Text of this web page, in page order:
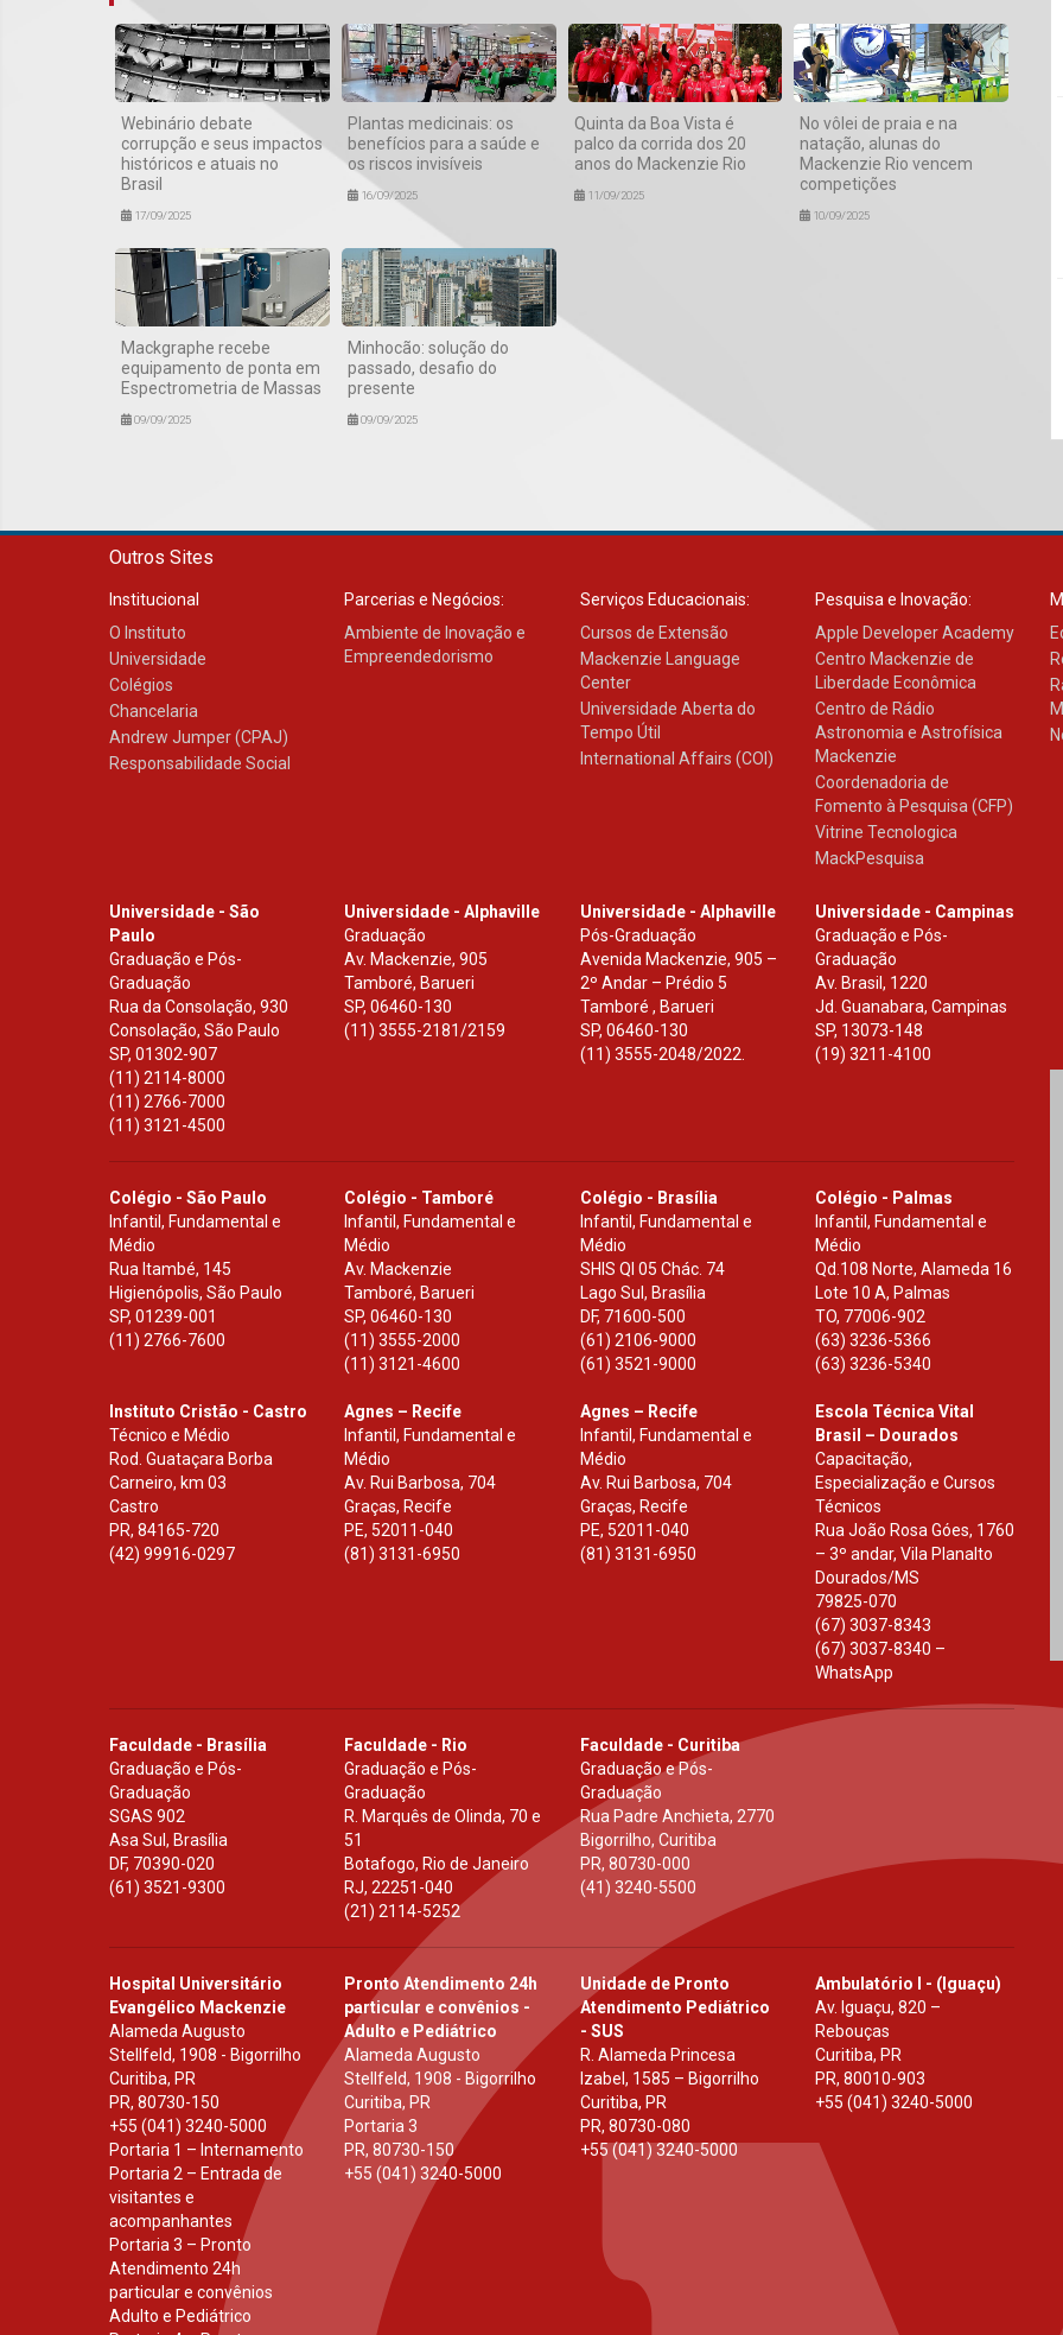
Webinário debate
corrupção e seus impactos
históricos e atuais no
Brasil
17/09/2025
Plantas medicinais: os
benefícios para a saúde e
os riscos invisíveis
16/09/2025
Quinta da Boa Vista é
palco da corrida dos 20
anos do Mackenzie Rio
11/09/2025
No vôlei de praia e na
natação, alunas do
Mackenzie Rio vencem
competições
10/09/2025
Mackgraphe recebe
equipamento de ponta em
Espectrometria de Massas
09/09/2025
Minhocão: solução do
passado, desafio do
presente
09/09/2025
Outros Sites
Institucional
O Instituto
Universidade
Colégios
Chancelaria
Andrew Jumper (CPAJ)
Responsabilidade Social
Parcerias e Negócios:
Ambiente de Inovação e
Empreendedorismo
Serviços Educacionais:
Cursos de Extensão
Mackenzie Language
Center
Universidade Aberta do
Tempo Útil
International Affairs (COI)
Pesquisa e Inovação:
Apple Developer Academy
Centro Mackenzie de
Liberdade Econômica
Centro de Rádio
Astronomia e Astrofísica
Mackenzie
Coordenadoria de
Fomento à Pesquisa (CFP)
Vitrine Tecnologica
MackPesquisa
Universidade - São
Paulo
Graduação e Pós-
Graduação
Rua da Consolação, 930
Consolação, São Paulo
SP, 01302-907
(11) 2114-8000
(11) 2766-7000
(11) 3121-4500
Universidade - Alphaville
Graduação
Av. Mackenzie, 905
Tamboré, Barueri
SP,06460-130
(11) 3555-2181/2159
Universidade - Alphaville
Pós-Graduação
Avenida Mackenzie, 905 –
2º Andar – Prédio 5
Tamboré , Barueri
SP, 06460-130
(11) 3555-2048/2022.
Universidade - Campinas
Graduação e Pós-
Graduação
Av. Brasil, 1220
Jd. Guanabara, Campinas
SP, 13073-148
(19) 3211-4100
Colégio - São Paulo
Infantil, Fundamental e
Médio
Rua Itambé, 145
Higienópolis, São Paulo
SP, 01239-001
(11) 2766-7600
Colégio - Tamboré
Infantil, Fundamental e
Médio
Av. Mackenzie
Tamboré, Barueri
SP,06460-130
(11) 3555-2000
(11) 3121-4600
Colégio - Brasília
Infantil, Fundamental e
Médio
SHIS Ql 05 Chác. 74
Lago Sul, Brasília
DF, 71600-500
(61) 2106-9000
(61) 3521-9000
Colégio - Palmas
Infantil, Fundamental e
Médio
Qd.108 Norte, Alameda 16
Lote 10 A, Palmas
TO, 77006-902
(63) 3236-5366
(63) 3236-5340
Instituto Cristão - Castro
Técnico e Médio
Rod. Guataçara Borba
Carneiro, km 03
Castro
PR, 84165-720
(42) 99916-0297
Agnes – Recife
Infantil, Fundamental e
Médio
Av. Rui Barbosa, 704
Graças, Recife
PE, 52011-040
(81) 3131-6950
Agnes – Recife
Infantil, Fundamental e
Médio
Av. Rui Barbosa, 704
Graças, Recife
PE, 52011-040
(81) 3131-6950
Escola Técnica Vital
Brasil – Dourados
Capacitação,
Especialização e Cursos
Técnicos
Rua João Rosa Góes, 1760
– 3º andar, Vila Planalto
Dourados/MS
79825-070
(67) 3037-8343
(67) 3037-8340 –
WhatsApp
Faculdade - Brasília
Graduação e Pós-
Graduação
SGAS 902
Asa Sul, Brasília
DF, 70390-020
(61) 3521-9300
Faculdade - Rio
Graduação e Pós-
Graduação
R. Marquês de Olinda, 70 e
51
Botafogo, Rio de Janeiro
RJ,22251-040
(21) 2114-5252
Faculdade - Curitiba
Graduação e Pós-
Graduação
Rua Padre Anchieta, 2770
Bigorrilho, Curitiba
PR, 80730-000
(41) 3240-5500
Hospital Universitário
Evangélico Mackenzie
Alameda Augusto
Stellfeld, 1908 - Bigorrilho
Curitiba, PR
PR, 80730-150
+55 (041) 3240-5000
Portaria 1 – Internamento
Portaria 2 – Entrada de
visitantes e
acompanhantes
Portaria 3 – Pronto
Atendimento 24h
particular e convênios
Adulto e Pediátrico
Pronto Atendimento 24h
particular e convênios -
Adulto e Pediátrico
Alameda Augusto
Stellfeld, 1908 - Bigorrilho
Curitiba, PR
Portaria 3
PR,80730-150
+55 (041) 3240-5000
Unidade de Pronto
Atendimento Pediátrico
- SUS
R. Alameda Princesa
Izabel, 1585 – Bigorrilho
Curitiba, PR
PR, 80730-080
+55 (041) 3240-5000
Ambulatório I - (Iguaçu)
Av. Iguaçu, 820 –
Rebouças
Curitiba, PR
PR, 80010-903
+55 (041) 3240-5000